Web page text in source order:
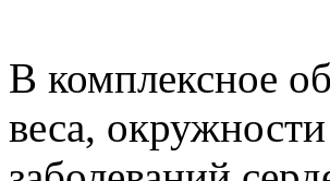
В комплексное
веса,